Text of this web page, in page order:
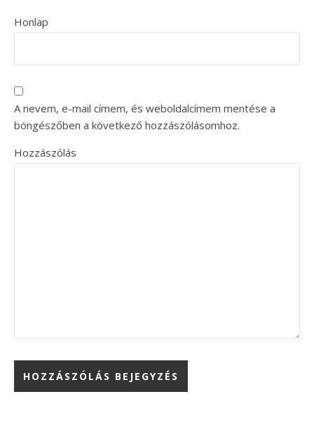
Honlap
A nevem, e-mail címem, és weboldalcímem mentése a
böngészőben a következő hozzászólásomhoz.
Hozzászólás